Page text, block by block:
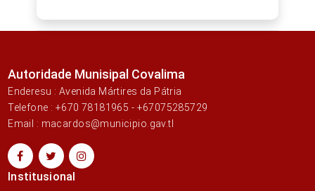
Autoridade Munisipal Covalima
Enderesu : Avenida Mártires da Pátria
Telefone : +670 78181965 - +67075285729
Email : macardos@municipio.gav.tl
Institusional